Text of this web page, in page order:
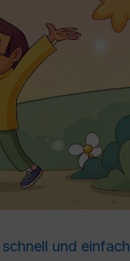
und einfach